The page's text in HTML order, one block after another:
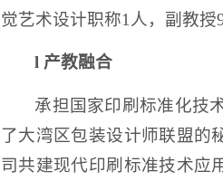
觉艺术设计职称1人，副教授
l 产教融合
承担国家印刷标准化技
了大湾区包装设计师联盟的
司共建现代印刷标准技术应